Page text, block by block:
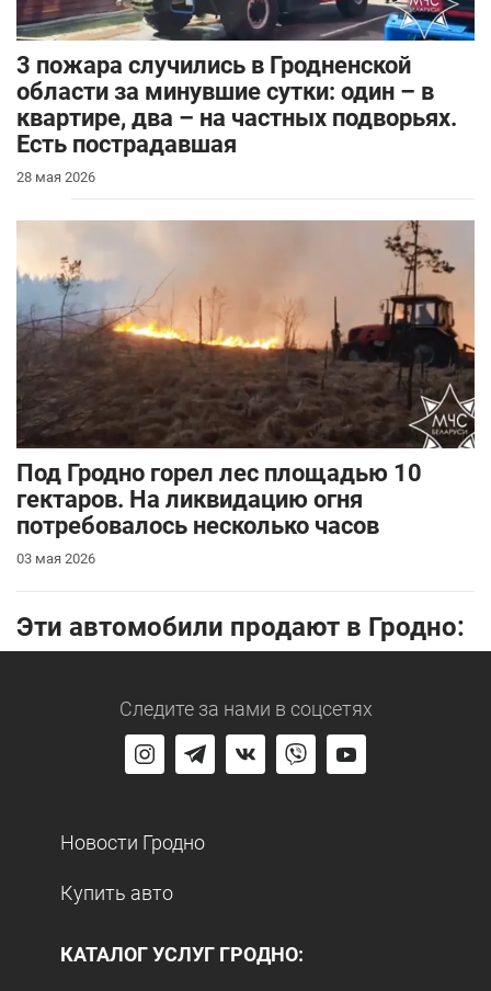
3 пожара случились в Гродненской
области за минувшие сутки: один – в
квартире, два – на частных подворьях.
Есть пострадавшая
28 мая 2026
Под Гродно горел лес площадью 10
гектаров. На ликвидацию огня
потребовалось несколько часов
03 мая 2026
Эти автомобили продают в Гродно:
Следите за нами в соцсетях
Новости Гродно
Купить авто
КАТАЛОГ УСЛУГ ГРОДНО: